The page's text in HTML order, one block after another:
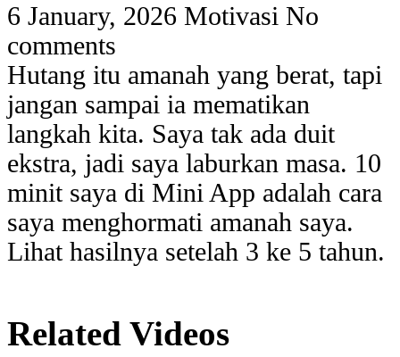
6 January, 2026 Motivasi No
comments
Hutang itu amanah yang berat, tapi
jangan sampai ia mematikan
langkah kita. Saya tak ada duit
ekstra, jadi saya laburkan masa. 10
minit saya di Mini App adalah cara
saya menghormati amanah saya.
Lihat hasilnya setelah 3 ke 5 tahun.
Related Videos